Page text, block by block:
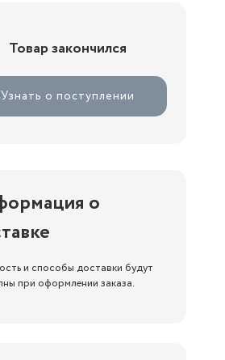
Товар закончился
Узнать о поступлении
о
и способы доставки будут
при оформлении заказа.